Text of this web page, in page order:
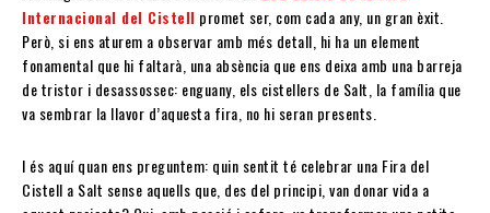
Internacional del Cistell promet ser, com cada any, un gran èxit.
Però, si ens aturem a observar amb més detall, hi ha un element
fonamental que hi faltarà, una absència que ens deixa amb una barreja
de tristor i desassossec: enguany, els cistellers de Salt, la família que
va sembrar la llavor d’aquesta fira, no hi seran presents.
I és aquí quan ens preguntem: quin sentit té celebrar una Fira del
Cistell a Salt sense aquells que, des del principi, van donar vida a